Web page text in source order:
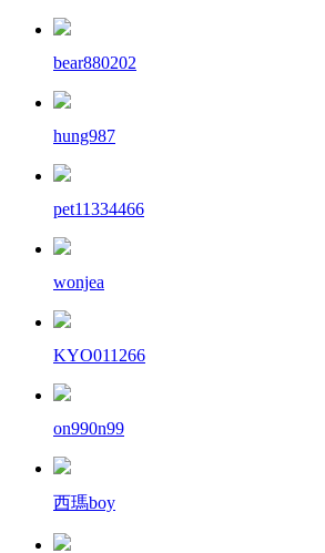
bear880202
hung987
pet11334466
wonjea
KYO011266
on990n99
西瑪boy